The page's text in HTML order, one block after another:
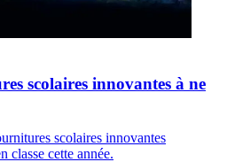
scolaires innovantes à ne
scolaires innovantes
classe cette année.